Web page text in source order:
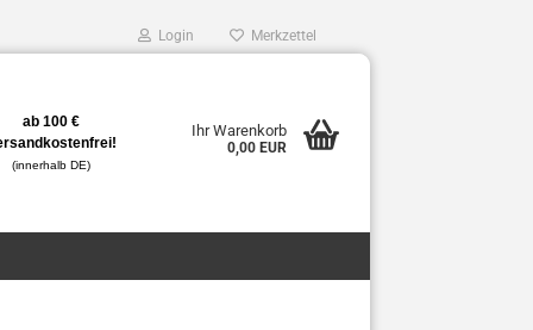
Login Merkzettel
ab 100 €
(innerhalb DE)
Ihr Warenkorb
0,00 EUR